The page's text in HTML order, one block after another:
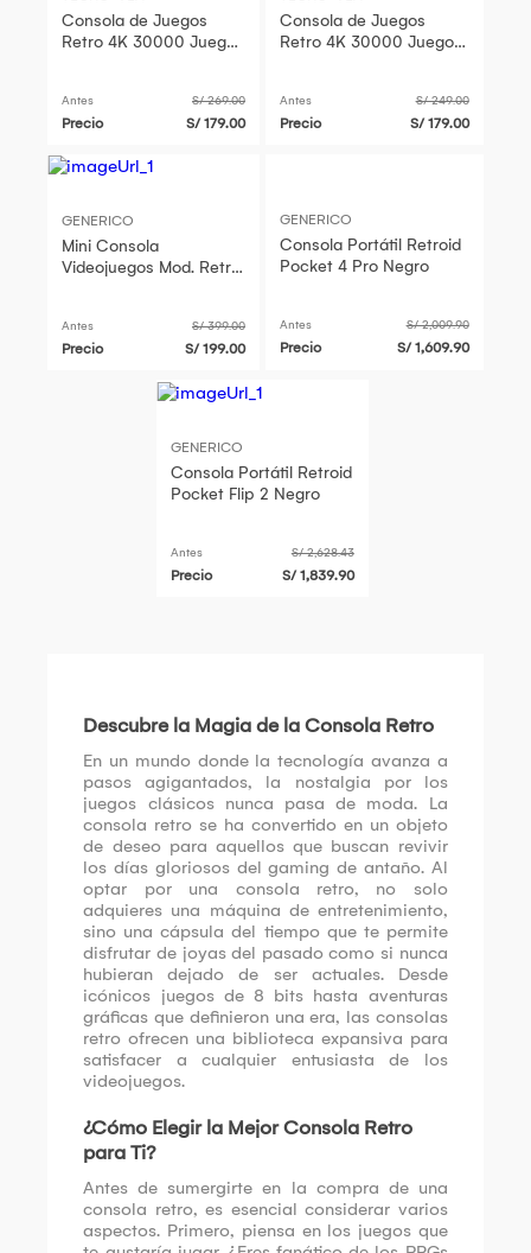
Consola de Juegos
Retro 4K 30000 Juegos
Antes S/ 269.00
Precio S/ 179.00
Consola de Juegos
Retro 4K 30000 Juegos
Antes S/ 249.00
Precio S/ 179.00
GENERICO
Mini Consola
Videojuegos Mod. Retro
LCD Navidad Genieka
Antes S/ 399.00
Precio S/ 199.00
GENERICO
Consola Portátil Retroid
Pocket 4 Pro Negro
Antes S/ 2,009.90
Precio S/ 1,609.90
GENERICO
Consola Portátil Retroid
Pocket Flip 2 Negro
Antes S/ 2,628.43
Precio S/ 1,839.90
Descubre la Magia de la Consola Retro
En un mundo donde la tecnología avanza a
pasos agigantados, la nostalgia por los
juegos clásicos nunca pasa de moda. La
consola retro se ha convertido en un objeto
de deseo para aquellos que buscan revivir
los días gloriosos del gaming de antaño. Al
optar por una consola retro, no solo
adquieres una máquina de entretenimiento,
sino una cápsula del tiempo que te permite
disfrutar de joyas del pasado como si nunca
hubieran dejado de ser actuales. Desde
icónicos juegos de 8 bits hasta aventuras
gráficas que definieron una era, las consolas
retro ofrecen una biblioteca expansiva para
satisfacer a cualquier entusiasta de los
videojuegos.
¿Cómo Elegir la Mejor Consola Retro
para Ti?
Antes de sumergirte en la compra de una
consola retro, es esencial considerar varios
aspectos. Primero, piensa en los juegos que